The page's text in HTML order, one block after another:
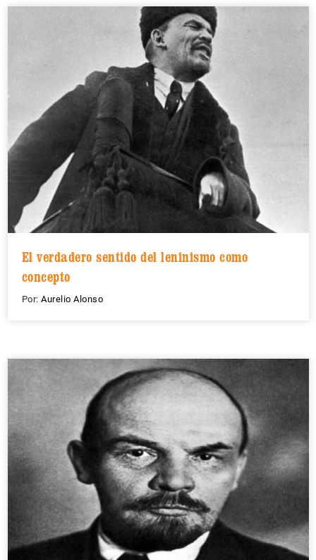
El verdadero sentido del leninismo como
concepto
Por: Aurelio Alonso